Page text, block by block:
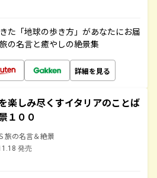
た「地球の歩き方」があなたにお届
の名言と癒やしの絶景集
詳細を見る
楽しみ尽くすイタリアのことば
１００
旅の名言＆絶景
発売